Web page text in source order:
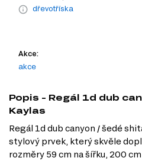
dřevotříska
Akce:
akce
Popis - Regál 1d dub
Kaylas
Regál 1d dub canyon / šedé
stylový prvek, který skvěle
rozměry 59 cm na šířku, 200